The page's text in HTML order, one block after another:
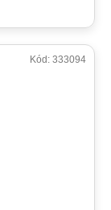
Kód: 333094